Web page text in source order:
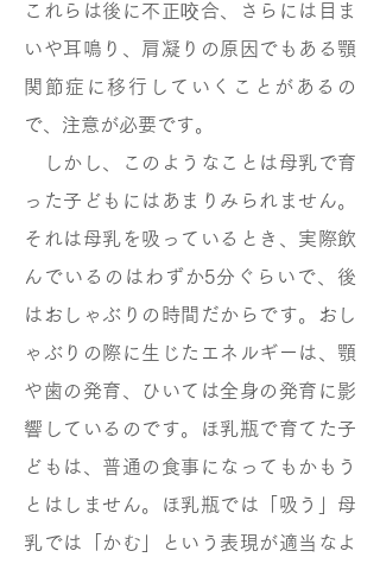
これらは後に不正咬合、さらには目ま
いや耳鳴り、肩凝りの原因でもある顎
関節症に移行していくことがあるの
で、注意が必要です。
しかし、このようなことは母乳で育
った子どもにはあまりみられません。
それは母乳を吸っているとき、実際飲
んでいるのはわずか5分ぐらいで、後
はおしゃぶりの時間だからです。おし
ゃぶりの際に生じたエネルギーは、顎
や歯の発育、ひいては全身の発育に影
響しているのです。ほ乳瓶で育てた子
どもは、普通の食事になってもかもう
とはしません。ほ乳瓶では「吸う」母
乳では「かむ」という表現が適当なよ